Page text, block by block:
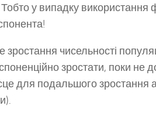
Тобто у випадку використання
чисельності
зростати, поки не
для подальшого зростання